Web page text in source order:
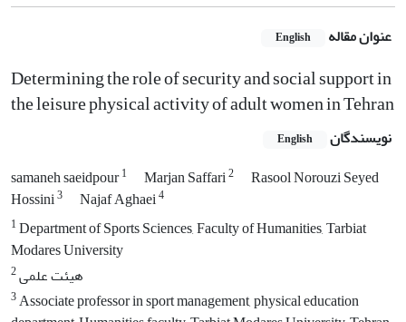
عنوان مقاله English
Determining the role of security and social support in
the leisure physical activity of adult women in Tehran
نویسندگان English
samaneh saeidpour1 Marjan Saffari2
Rasool Norouzi Seyed
Hossini3 Najaf Aghaei4
1Department of Sports Sciences, Faculty of Humanities, Tarbiat
Modares University
2هیئت علمی
3Associate professor in sport management, physical education